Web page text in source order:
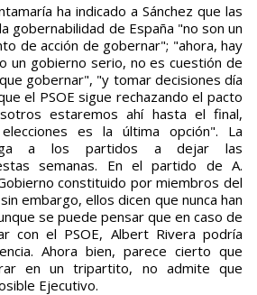
ha indicado a Sánchez que las
gobernabilidad de España "no son un
de acción de gobernar"; "ahora, hay
un gobierno serio, no es cuestión de
gobernar", "y tomar decisiones día
el PSOE sigue rechazando el pacto
estaremos ahí hasta el final,
es la última opción". La
a los partidos a dejar las
semanas. En el partido de A.
constituido por miembros del
embargo, ellos dicen que nunca han
se puede pensar que en caso de
con el PSOE, Albert Rivera podría
Ahora bien, parece cierto que
en un tripartito, no admite que
Ejecutivo.